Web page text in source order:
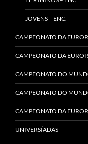
JOVENS – ENC.
CAMPEONATO DA
CAMPEONATO DA
CAMPEONATO DO
CAMPEONATO DO
CAMPEONATO DA
UNIVERSÍADAS